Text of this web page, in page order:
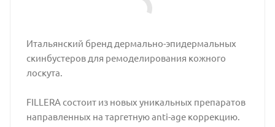
Итальянский бренд дермально-эпидермальных
скинбустеров для ремоделирования кожного
лоскута.
FILLERA состоит из новых уникальных препаратов
направленных на таргетную anti-age коррекцию.